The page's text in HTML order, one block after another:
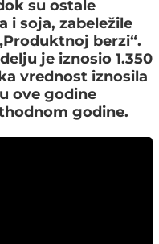
su ostale
i soja, zabeležile
berzi“.
je iznosio 1.350
vrednost iznosila
ove godine
godine.